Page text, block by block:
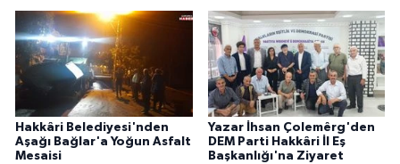
Hakkâri Belediyesi'nden
Aşağı Bağlar'a Yoğun Asfalt
Mesaisi
Yazar İhsan Çolemêrg'den
DEM Parti Hakkâri İl Eş
Başkanlığı'na Ziyaret